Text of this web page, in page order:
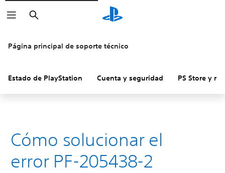
Buscar
Página principal de soporte técnico
Estado de PlayStation Cuenta y seguridad PS Store y
Cómo solucionar el
error PF-205438-2